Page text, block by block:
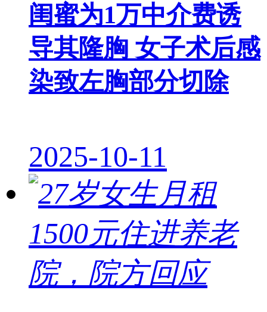
闺蜜为1万中介费诱
导其隆胸 女子术后感
染致左胸部分切除
2025-10-11